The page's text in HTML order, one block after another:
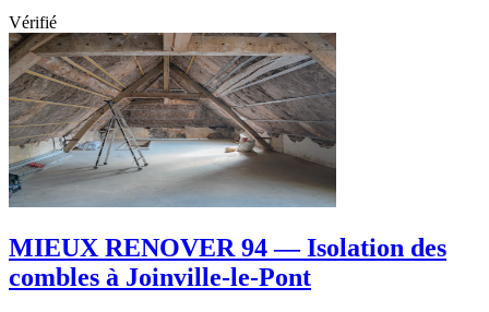
Vérifié
MIEUX RENOVER 94 — Isolation des
combles à Joinville-le-Pont